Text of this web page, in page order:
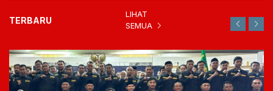
TERBARU
LIHAT
SEMUA